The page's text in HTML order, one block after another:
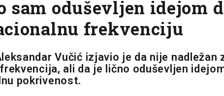
sam oduševljen idejom
frekvenciju
Vučić izjavio je da nije nadležan
ali da je lično oduševljen
pokrivenost.